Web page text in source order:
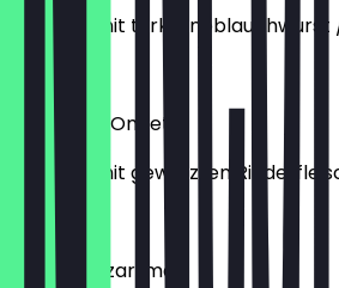
Omelett mit türk. Knoblauchwurst
€ 7,50
Pastırmalı Omlet
Omelett mit gewürzten
Patates Kızartması